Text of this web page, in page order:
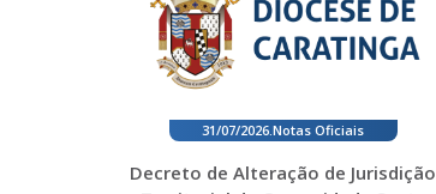
31/07/2026.Notas Oficiais
Decreto de Alteração de Jurisdição